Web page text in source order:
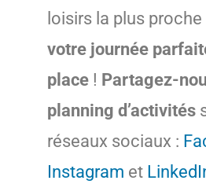
loisirs la plus
votre journée
place ! Partagez-
planning d’activités
réseaux sociaux :
Instagram et